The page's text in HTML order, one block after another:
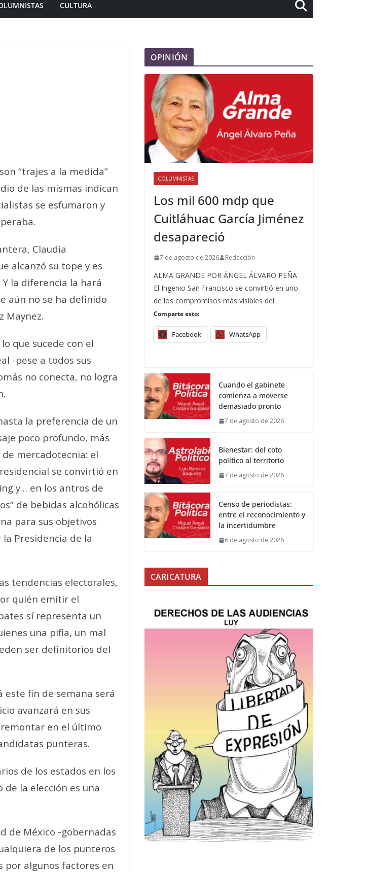
CULTURA
“trajes a la medida”
de las mismas indican
se esfumaron y
Claudia
alcanzó su tope y es
la diferencia la hará
aún no se ha definido
Maynez.
que sucede con el
-pese a todos sus
no conecta, no logra
la preferencia de un
poco profundo, más
mercadotecnia: el
se convirtió en
y… en los antros de
de bebidas alcohólicas
para sus objetivos
Presidencia de la
tendencias electorales,
quién emitir el
sí representa un
una pifia, un mal
ser definitorios del
este fin de semana será
avanzará en sus
en el último
punteras.
de los estados en los
la elección es una
de México -gobernadas
de los punteros
por algunos factores en
OPINIÓN
COLUMNISTAS
Los mil 600 mdp que
Cuitláhuac García Jiménez
desapareció
7 de agosto de 2026 Redacción
ALMA GRANDE POR ÁNGEL ÁLVARO PEÑA
El Ingenio San Francisco se convirtió en uno
de los compromisos más visibles del
Comparte esto:
Facebook WhatsApp
Cuando el gabinete
comienza a moverse
demasiado pronto
7 de agosto de 2026
Bienestar: del coto
político al territorio
7 de agosto de 2026
Censo de periodistas:
entre el reconocimiento y
la incertidumbre
6 de agosto de 2026
CARICATURA